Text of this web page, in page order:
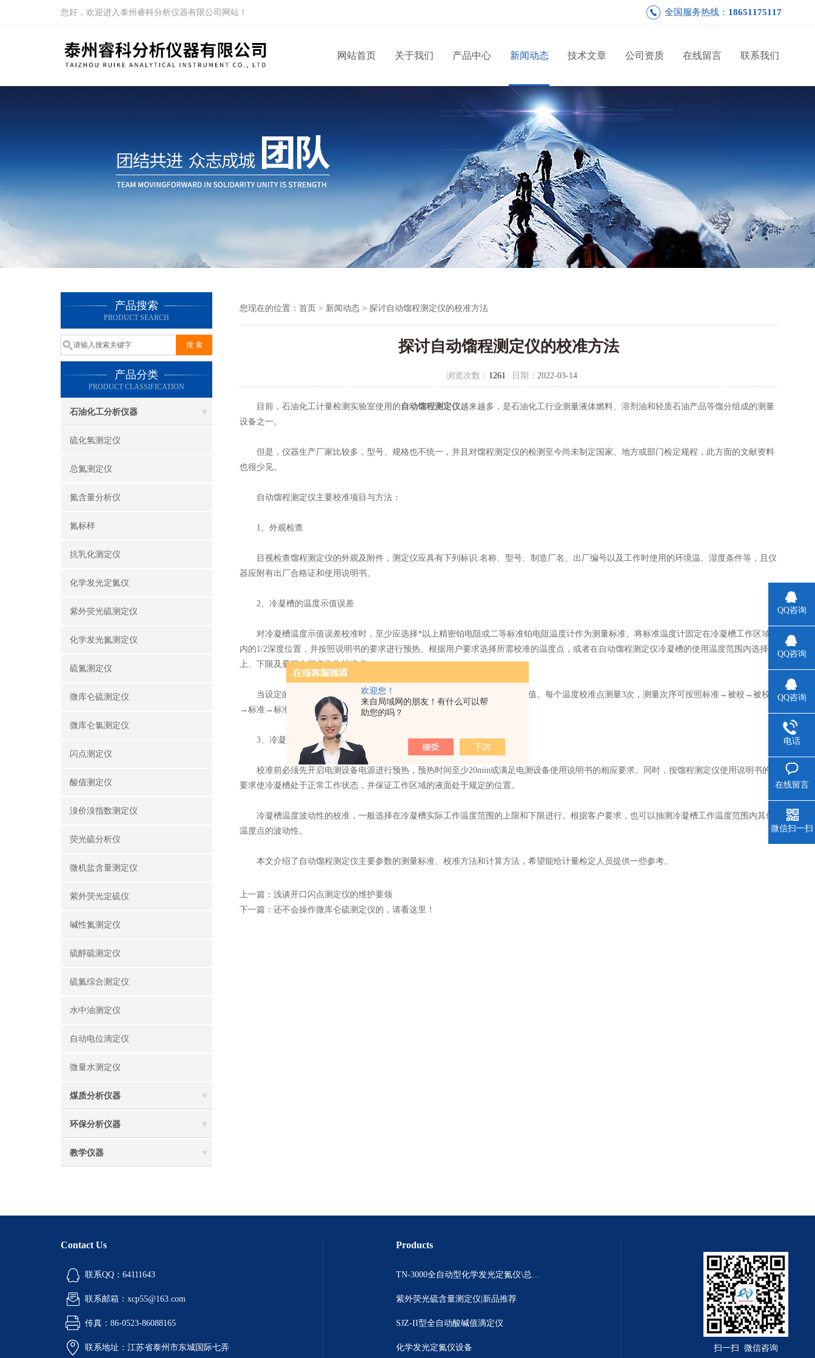
欢迎您！
来自局域网的朋友！有什么可以帮
助您的吗？
您好，欢迎进入泰州睿科分析仪器有限公司网站！ 全国服务热线： 18651175117
网站首页 关于我们 产品中心 新闻动态 技术文章 公司资质 在线留言 联系我们
产品搜索
PRODUCT SEARCH
产品分类
PRODUCT CLASSIFICATION
石油化工分析仪器
硫化氢测定仪
总氮测定仪
氮含量分析仪
氮标样
抗乳化测定仪
化学发光定氮仪
紫外荧光硫测定仪
化学发光氮测定仪
硫氮测定仪
微库仑硫测定仪
微库仑氯测定仪
闪点测定仪
酸值测定仪
溴价溴指数测定仪
荧光硫分析仪
微机盐含量测定仪
紫外荧光定硫仪
碱性氮测定仪
硫醇硫测定仪
硫氮综合测定仪
水中油测定仪
自动电位滴定仪
微量水测定仪
煤质分析仪器
环保分析仪器
教学仪器
您现在的位置： 首页 > 新闻动态 > 探讨自动馏程测定仪的校准方法
探讨自动馏程测定仪的校准方法
浏览次数： 1261 日期： 2022-03-14
目前，石油化工计量检测实验室使用的 自动馏程测定仪越来越多，是石油化工行业测量液体燃料、溶剂油和轻质石油产品等馏分组成的测量
设备之一。
但是，仪器生产厂家比较多，型号、规格也不统一，并且对馏程测定仪的检测至今尚未制定国家、地方或部门检定规程，此方面的文献资料
也很少见。
自动馏程测定仪主要校准项目与方法：
1、外观检查
目视检查馏程测定仪的外观及附件，测定仪应具有下列标识:名称、型号、制造厂名、出厂编号以及工作时使用的环境温、湿度条件等，且仪
器应附有出厂合格证和使用说明书。
2、冷凝槽的温度示值误差
对冷凝槽温度示值误差校准时，至少应选择*以上精密铂电阻或二等标准铂电阻温度计作为测量标准。将标准温度计固定在冷凝槽工作区域
内的1/2深度位置，并按照说明书的要求进行预热。根据用户要求选择所需校准的温度点，或者在自动馏程测定仪冷凝槽的使用温度范围内选择
上、下限及量程中间点作为校准点。
当设定的校准点温度稳定后，分别读取标准温度计与被校冷凝槽温度显示值。每个温度校准点测量3次，测量次序可按照标准→被校→被校
→标准→标准→被校的操作顺序。
3、冷凝槽的温度波动性
校准前必须先开启电测设备电源进行预热，预热时间至少20min或满足电测设备使用说明书的相应要求。同时，按馏程测定仪使用说明书的
要求使冷凝槽处于正常工作状态，并保证工作区域的液面处于规定的位置。
冷凝槽温度波动性的校准，一般选择在冷凝槽实际工作温度范围的上限和下限进行。根据客户要求，也可以抽测冷凝槽工作温度范围内其他
温度点的波动性。
本文介绍了自动馏程测定仪主要参数的测量标准、校准方法和计算方法，希望能给计量检定人员提供一些参考。
上一篇： 浅谈开口闪点测定仪的维护要领
下一篇： 还不会操作微库仑硫测定仪的，请看这里！
Contact Us
联系QQ：64111643
联系邮箱：xcp55@163.com
传真：86-0523-86088165
联系地址：江苏省泰州市东城国际七弄
Products
TN-3000全自动型化学发光定氮仪\总氮测定\ 氮含量分析仪
紫外荧光硫含量测定仪|新品推荐
SJZ-II型全自动酸碱值滴定仪
化学发光定氮仪设备 扫一扫 微信咨询
QQ咨询
QQ咨询
QQ咨询
电话
在线留言
微信扫一扫